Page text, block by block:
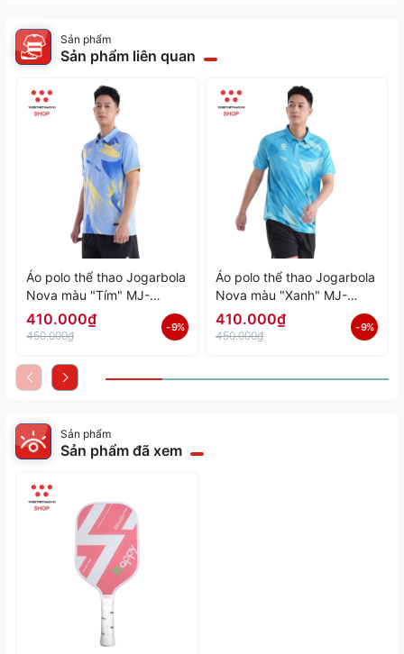
Sản phẩm
Sản phẩm liên quan
Áo polo thể thao Jogarbola
Nova màu "Tím" MJ-
A4197-04 - Hàng Chính
Hãng
410.000₫
450.000₫
- 9%
Áo polo thể thao Jogarbola
Nova màu "Xanh" MJ-
A4197-03 - Hàng Chính
Hãng
410.000₫
450.000₫
- 9%
Sản phẩm
Sản phẩm đã xem